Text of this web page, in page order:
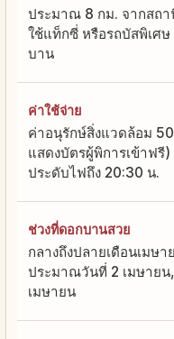
ประมาณ 8 กม. จากสถา
ใช้แท็กซี่ หรือรถบัสพิเศ
บาน
ค่าใช้จ่าย
ค่าอนุรักษ์สิ่งแวดล้อม
แสดงบัตรผู้พิการเข้าฟรี
ประดับไฟถึง 20:30 น.
ช่วงที่ดอกบานสวย
กลางถึงปลายเดือนเมษ
ประมาณวันที่ 2 เมษาย
เมษายน